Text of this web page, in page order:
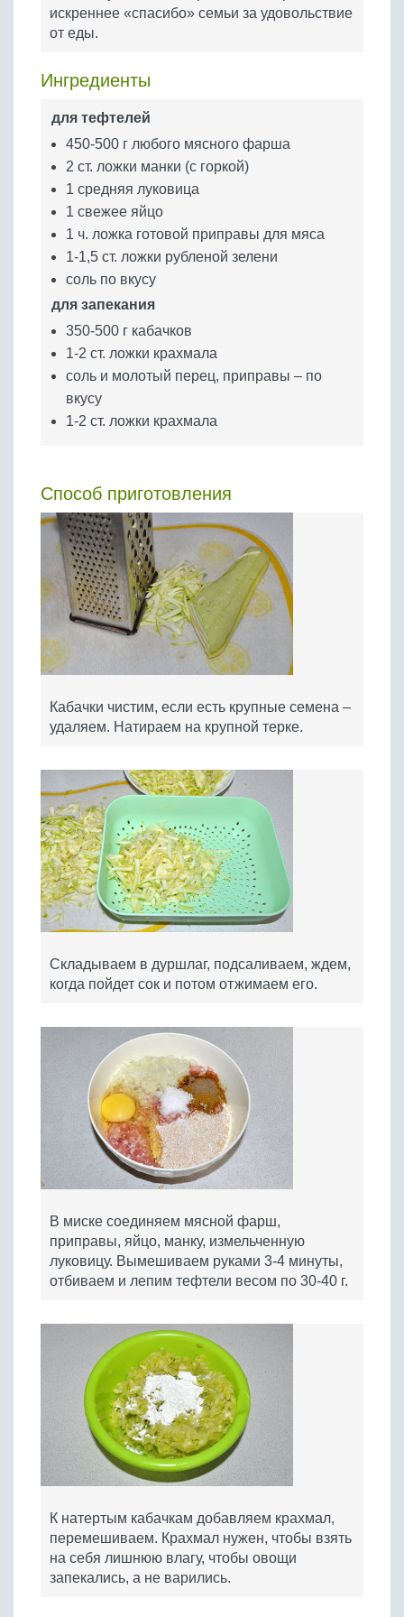
Бобовые
Яйца
искреннее «спасибо» семьи за удовольствие
от еды.
Ингредиенты
для тефтелей
450-500 г любого мясного фарша
2 ст. ложки манки (с горкой)
1 средняя луковица
1 свежее яйцо
1 ч. ложка готовой приправы для мяса
1-1,5 ст. ложки рубленой зелени
соль по вкусу
для запекания
350-500 г кабачков
1-2 ст. ложки крахмала
соль и молотый перец, приправы – по
вкусу
1-2 ст. ложки крахмала
Способ приготовления
Кабачки чистим, если есть крупные семена –
удаляем. Натираем на крупной терке.
Складываем в дуршлаг, подсаливаем, ждем,
когда пойдет сок и потом отжимаем его.
В миске соединяем мясной фарш,
приправы, яйцо, манку, измельченную
луковицу. Вымешиваем руками 3-4 минуты,
отбиваем и лепим тефтели весом по 30-40 г.
К натертым кабачкам добавляем крахмал,
перемешиваем. Крахмал нужен, чтобы взять
на себя лишнюю влагу, чтобы овощи
запекались, а не варились.